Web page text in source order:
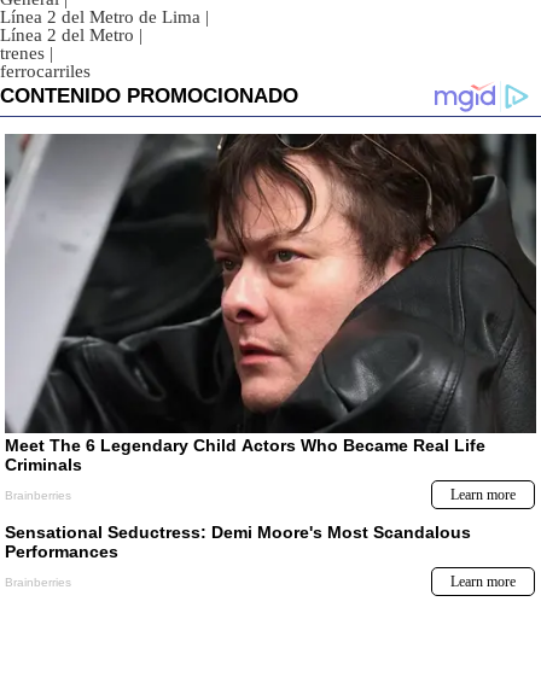
Línea 2 del Metro de Lima |
Línea 2 del Metro |
trenes |
ferrocarriles